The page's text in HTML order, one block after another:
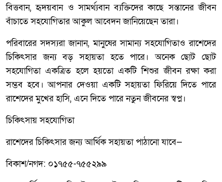
বিত্তবান, হৃদয়বান ও সামর্থ্যবান ব্যক্তিদের কাছে সন্তানের জীবন
বাঁচাতে সহযোগিতার আকুল আবেদন জানিয়েছেন তারা।
পরিবারের সদস্যরা জানান, মানুষের সামান্য সহযোগিতাও রাশেদের
চিকিৎসার জন্য বড় সহায়তা হতে পারে। অনেক ছোট ছোট
সহযোগিতা একত্রিত হলে হয়তো একটি শিশুর জীবন রক্ষা করা
সম্ভব হবে। আপনার দেওয়া একটি সহায়তা ফিরিয়ে দিতে পারে
রাশেদের মুখের হাসি, এনে দিতে পারে নতুন জীবনের স্বপ্ন।
চিকিৎসায় সহযোগিতা
রাশেদের চিকিৎসার জন্য আর্থিক সহায়তা পাঠানো যাবে—
বিকাশ/নগদ: ০১৭৫৫-৭৫৫২৯৯